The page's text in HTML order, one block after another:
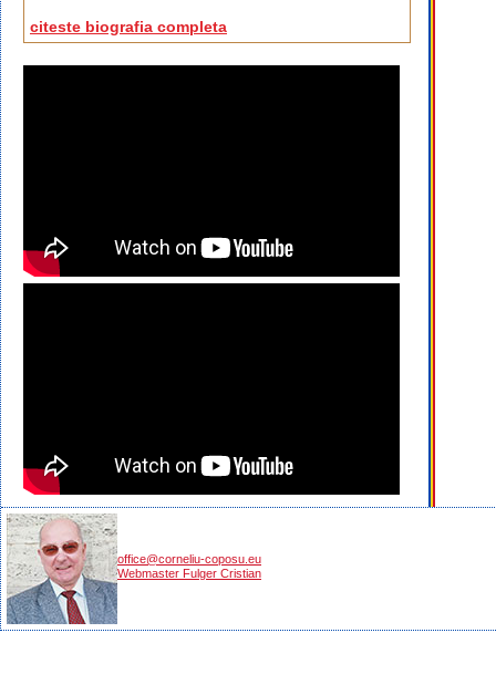
citeste biografia completa
office@corneliu-coposu.eu
Webmaster Fulger Cristian